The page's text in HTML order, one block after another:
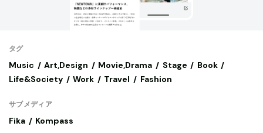
タグ
Music Art,Design Movie,Drama Stage
Book
Life&Society
Work Travel Fashion
サブメディア
Fika Kompass